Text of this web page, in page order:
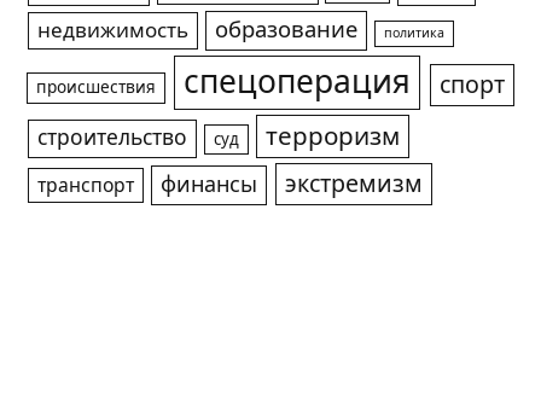
недвижимость
образование политика
происшествия спецоперация спорт
строительство суд терроризм
транспорт финансы экстремизм